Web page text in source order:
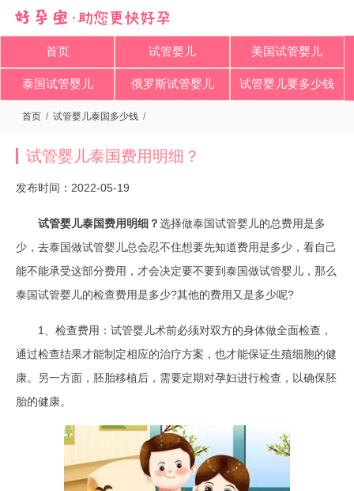
首页 试管婴儿 美国试管婴儿
泰国试管婴儿 俄罗斯试管婴儿 试管婴儿要多少钱
首页 / 试管婴儿泰国多少钱 /
试管婴儿泰国费用明细？​
发布时间：2022-05-19
试管婴儿泰国费用明细？选择做泰国试管婴儿的总费用是多
少，去泰国做试管婴儿总会忍不住想要先知道费用是多少，看自己
能不能承受这部分费用，才会决定要不要到泰国做试管婴儿，那么
泰国试管婴儿的检查费用是多少?其他的费用又是多少呢?
1、检查费用：试管婴儿术前必须对双方的身体做全面检查，
通过检查结果才能制定相应的治疗方案，也才能保证生殖细胞的健
康。另一方面，胚胎移植后，需要定期对孕妇进行检查，以确保胚
胎的健康。